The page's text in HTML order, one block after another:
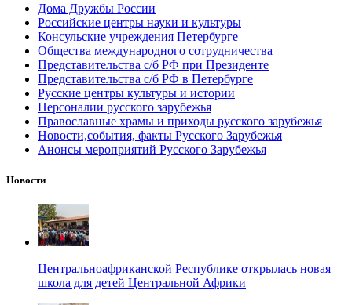
Дома Дружбы России
Российские центры науки и культуры
Консульские учреждения Петербурге
Общества международного сотрудничества
Представительства с/б РФ при Президенте
Представительства с/б РФ в Петербурге
Русские центры культуры и истории
Персоналии русского зарубежья
Православные храмы и приходы русского зарубежья
Новости,события, факты Русского Зарубежья
Анонсы мероприятий Русского Зарубежья
Новости
Центральноафриканской Республике открылась новая
школа для детей Центральной Африки